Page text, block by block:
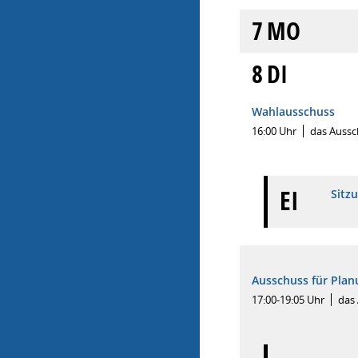
7MO
8DI
Wahlausschuss
16:00 Uhr das
EI
Ausschuss für
17:00-19:05 Uhr das